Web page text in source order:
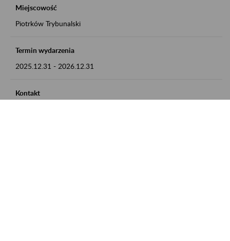
Miejscowość
Piotrków Trybunalski
Termin wydarzenia
2025.12.31 - 2026.12.31
Kontakt